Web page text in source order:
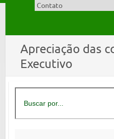
Apreciação das
Executivo